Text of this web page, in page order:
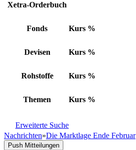
Xetra-Orderbuch
Fonds Kurs %
Devisen Kurs %
Rohstoffe Kurs %
Themen Kurs %
Erweiterte Suche
Nachrichten»Die Marktlage Ende Februar
Push Mitteilungen